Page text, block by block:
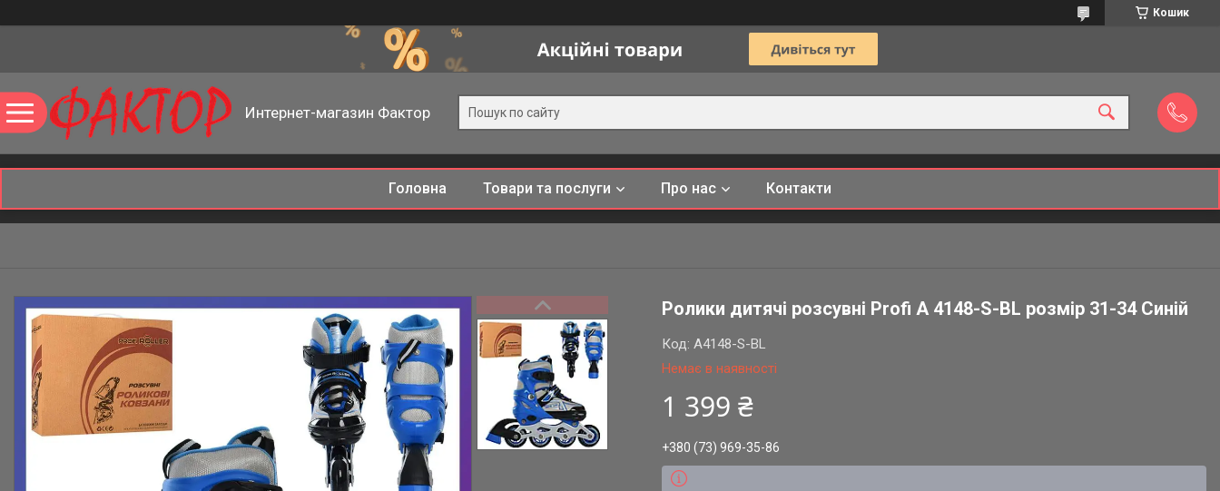
Кошик
Интернет-магазин Фактор
Головна Товари та послуги Про нас Контакти
Ролики дитячі розсувні Profi A 4148-S-BL розмір 31-34 Синій
Немає в наявності
Код:A4148-S-BL
1 399 ₴
+380 (73) 969-35-86